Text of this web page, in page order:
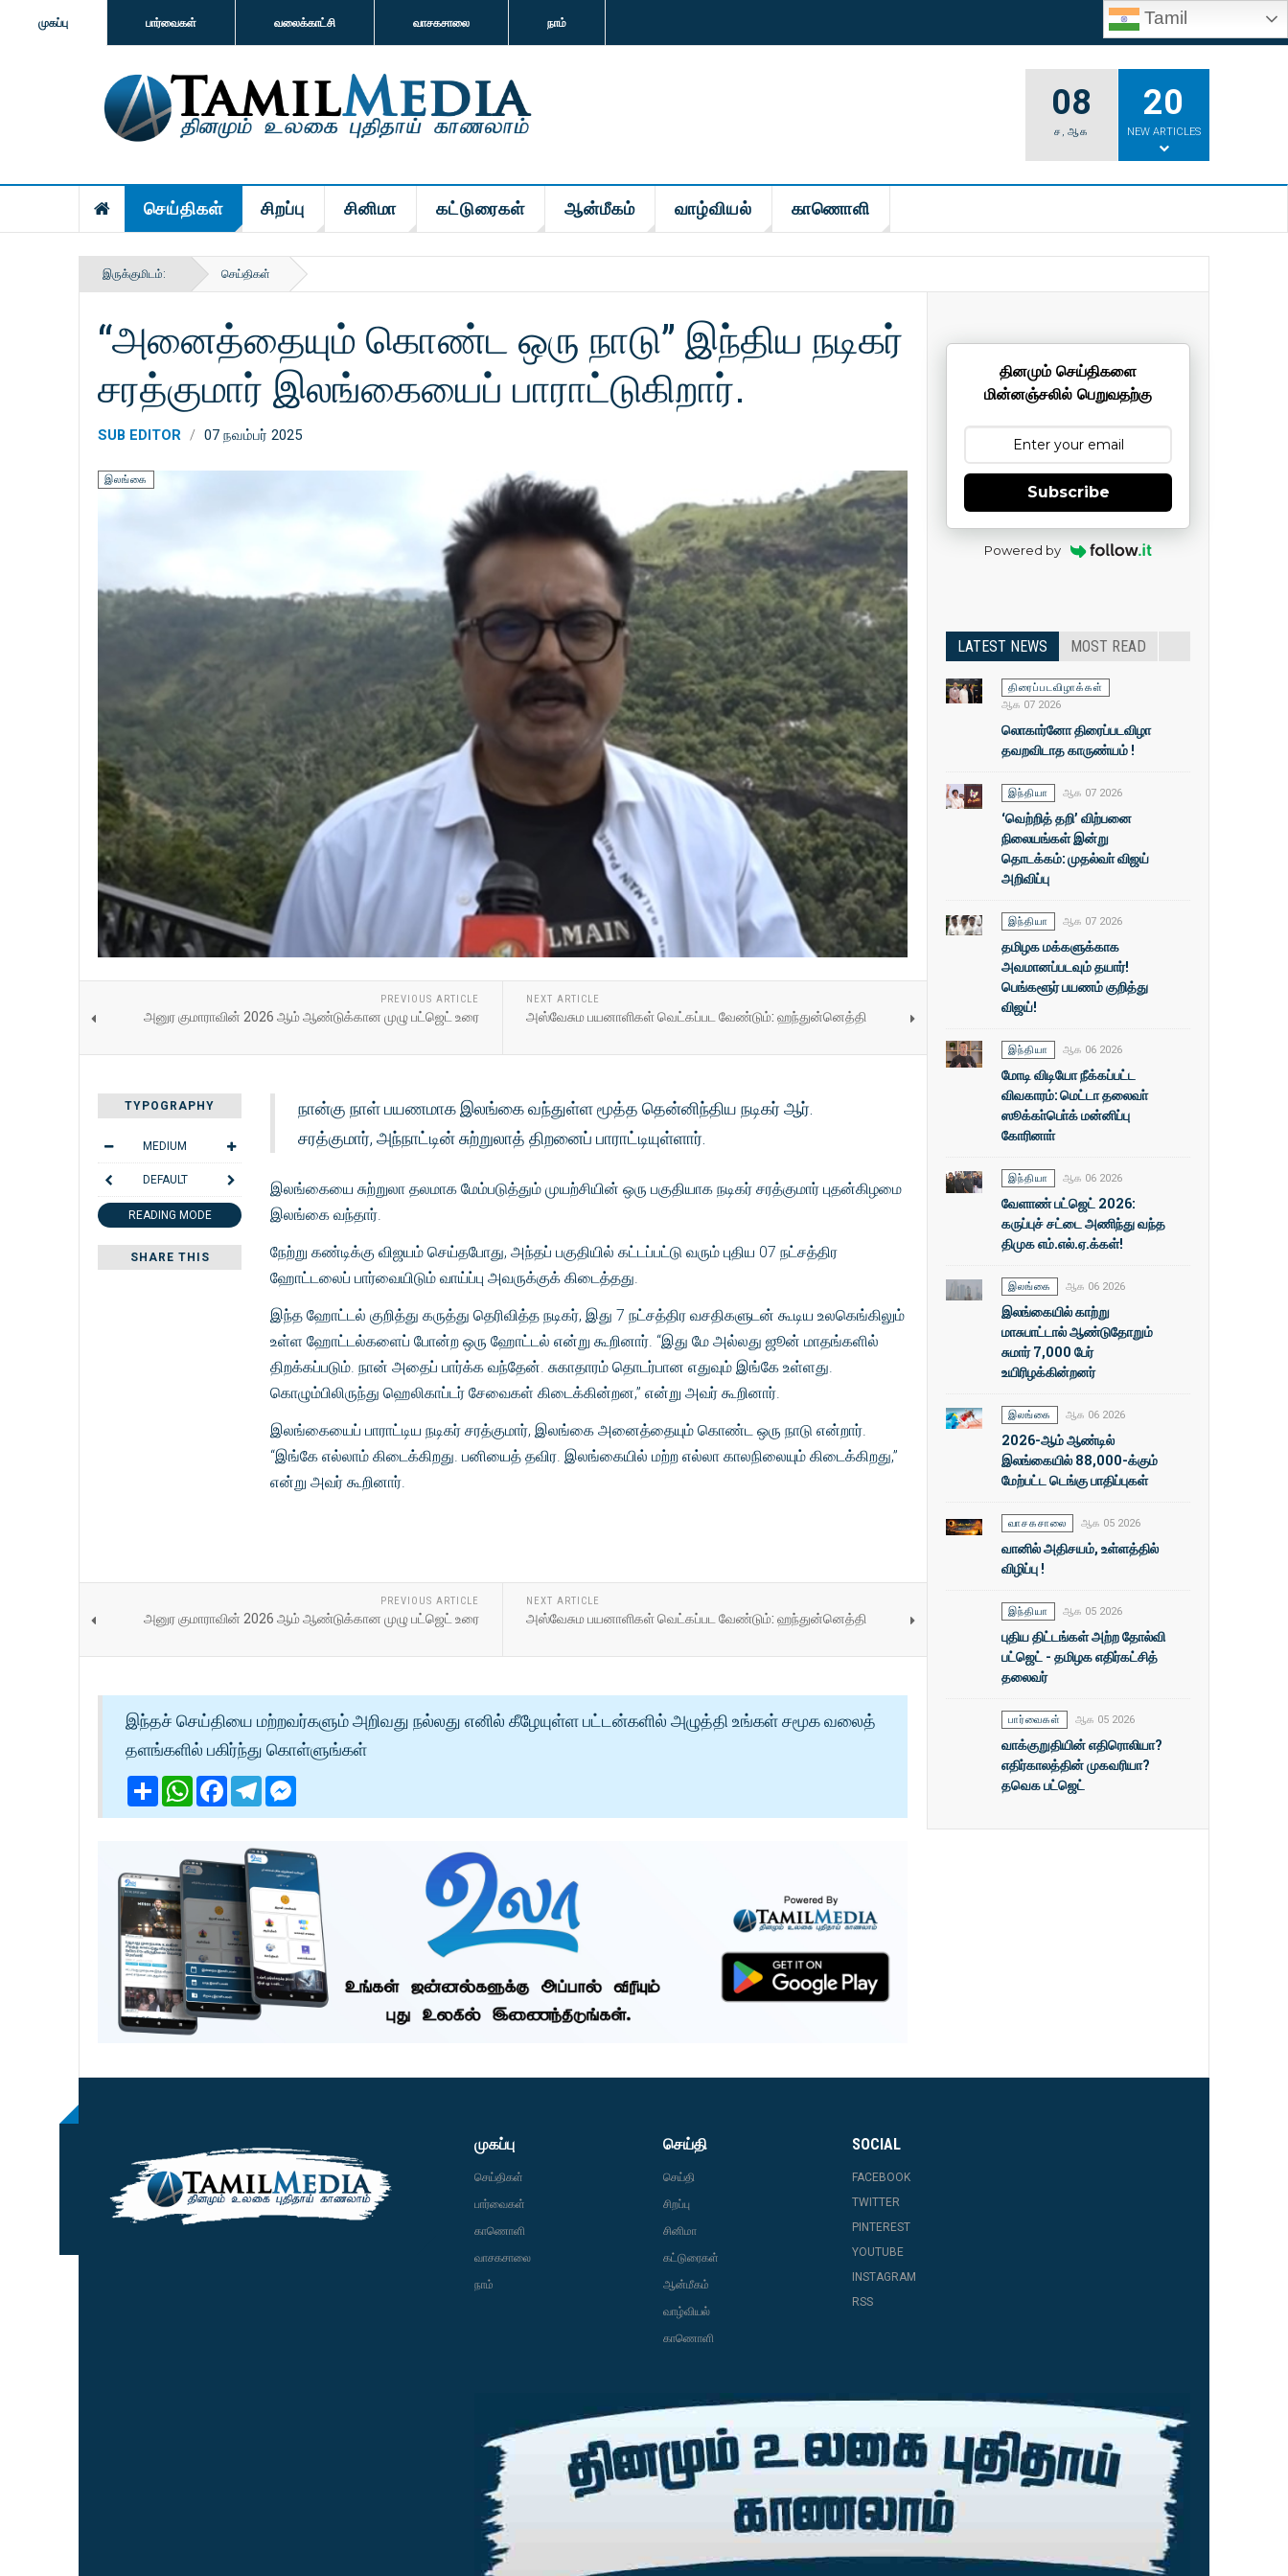
முகப்பு பார்வைகள் வலைக்காட்சி வாசகசாலை நாம் Tamil
08
ச , ஆக
20
NEW ARTICLES
செய்திகள் சிறப்பு சினிமா கட்டுரைகள் ஆன்மீகம் வாழ்வியல் காணொளி
இருக்குமிடம்: செய்திகள்
“அனைத்தையும் கொண்ட ஒரு நாடு” இந்திய நடிகர்
சரத்குமார் இலங்கையைப் பாராட்டுகிறார்.
SUB EDITOR 07 நவம்பர் 2025
இலங்கை
PREVIOUS ARTICLE
அனுர குமாராவின் 2026 ஆம் ஆண்டுக்கான முழு பட்ஜெட் உரை
NEXT ARTICLE
அஸ்வேசும பயனாளிகள் வெட்கப்பட வேண்டும்: ஹந்துன்னெத்தி
TYPOGRAPHY
MEDIUM
DEFAULT
READING MODE
SHARE THIS
நான்கு நாள் பயணமாக இலங்கை வந்துள்ள மூத்த தென்னிந்திய நடிகர் ஆர்.
சரத்குமார், அந்நாட்டின் சுற்றுலாத் திறனைப் பாராட்டியுள்ளார்.
இலங்கையை சுற்றுலா தலமாக மேம்படுத்தும் முயற்சியின் ஒரு பகுதியாக நடிகர் சரத்குமார் புதன்கிழமை
இலங்கை வந்தார்.
நேற்று கண்டிக்கு விஜயம் செய்தபோது, ​​அந்தப் பகுதியில் கட்டப்பட்டு வரும் புதிய 07 நட்சத்திர
ஹோட்டலைப் பார்வையிடும் வாய்ப்பு அவருக்குக் கிடைத்தது.
இந்த ஹோட்டல் குறித்து கருத்து தெரிவித்த நடிகர், இது 7 நட்சத்திர வசதிகளுடன் கூடிய உலகெங்கிலும்
உள்ள ஹோட்டல்களைப் போன்ற ஒரு ஹோட்டல் என்று கூறினார். “இது மே அல்லது ஜூன் மாதங்களில்
திறக்கப்படும். நான் அதைப் பார்க்க வந்தேன். சுகாதாரம் தொடர்பான எதுவும் இங்கே உள்ளது.
கொழும்பிலிருந்து ஹெலிகாப்டர் சேவைகள் கிடைக்கின்றன,” என்று அவர் கூறினார்.
இலங்கையைப் பாராட்டிய நடிகர் சரத்குமார், இலங்கை அனைத்தையும் கொண்ட ஒரு நாடு என்றார்.
“இங்கே எல்லாம் கிடைக்கிறது. பனியைத் தவிர. இலங்கையில் மற்ற எல்லா காலநிலையும் கிடைக்கிறது,”
என்று அவர் கூறினார்.
PREVIOUS ARTICLE
அனுர குமாராவின் 2026 ஆம் ஆண்டுக்கான முழு பட்ஜெட் உரை
NEXT ARTICLE
அஸ்வேசும பயனாளிகள் வெட்கப்பட வேண்டும்: ஹந்துன்னெத்தி
இந்தச் செய்தியை மற்றவர்களும் அறிவது நல்லது எனில் கீழேயுள்ள பட்டன்களில் அழுத்தி உங்கள் சமூக வலைத்
தளங்களில் பகிர்ந்து கொள்ளுங்கள்
ShareWhatsApp
Facebook
Telegram
தினமும் செய்திகளை
மின்னஞ்சலில் பெறுவதற்கு
Subscribe
Powered by
LATEST NEWS MOST READ
திரைப்படவிழாக்கள்
ஆக 07 2026
லொகார்னோ திரைப்படவிழா
தவறவிடாத காருண்யம் !
இந்தியா ஆக 07 2026
‘வெற்றித் தறி’ விற்பனை
நிலையங்கள் இன்று
தொடக்கம்: முதல்வா் விஜய்
அறிவிப்பு
இந்தியா ஆக 07 2026
தமிழக மக்களுக்காக
அவமானப்படவும் தயார்!
பெங்களூர் பயணம் குறித்து
விஜய்!
இந்தியா ஆக 06 2026
மோடி விடியோ நீக்கப்பட்ட
விவகாரம்: மெட்டா தலைவா்
ஸூக்கா்பொ்க் மன்னிப்பு
கோரினாா்
இந்தியா ஆக 06 2026
வேளாண் பட்ஜெட் 2026:
கருப்புச் சட்டை அணிந்து வந்த
திமுக எம்.எல்.ஏ.க்கள்!
இலங்கை ஆக 06 2026
இலங்கையில் காற்று
மாசுபாட்டால் ஆண்டுதோறும்
சுமார் 7,000 பேர்
உயிரிழக்கின்றனர்
இலங்கை ஆக 06 2026
2026-ஆம் ஆண்டில்
இலங்கையில் 88,000-க்கும்
மேற்பட்ட டெங்கு பாதிப்புகள்
வாசகசாலை ஆக 05 2026
வானில் அதிசயம், உள்ளத்தில்
விழிப்பு !
இந்தியா ஆக 05 2026
புதிய திட்டங்கள் அற்ற தோல்வி
பட்ஜெட் - தமிழக எதிர்கட்சித்
தலைவர்
பார்வைகள் ஆக 05 2026
வாக்குறுதியின் எதிரொலியா?
எதிர்காலத்தின் முகவரியா?
தவெக பட்ஜெட்
முகப்பு
செய்திகள்
பார்வைகள்
காணொளி
வாசகசாலை
நாம்
செய்தி
செய்தி
சிறப்பு
சினிமா
கட்டுரைகள்
ஆன்மீகம்
வாழ்வியல்
காணொளி
SOCIAL
FACEBOOK
TWITTER
PINTEREST
YOUTUBE
INSTAGRAM
RSS